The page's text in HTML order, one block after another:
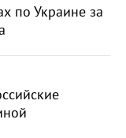
по Украине за